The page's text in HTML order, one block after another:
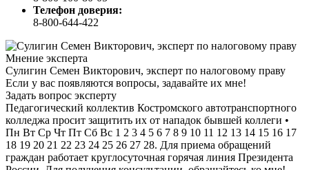
Телефон доверия:
8-800-644-422
Мнение эксперта
Сулигин Семен Викторович, эксперт по налоговому праву
Если у вас появляются вопросы, задавайте их мне!
Задать вопрос эксперту
Педагогический коллектив Костромского автотранспортного
колледжа просит защитить их от нападок бывшей коллеги •
Пн Вт Ср Чт Пт Сб Вс 1 2 3 4 5 6 7 8 9 10 11 12 13 14 15 16 17
18 19 20 21 22 23 24 25 26 27 28. Для приема обращений
граждан работает круглосуточная горячая линия Президента